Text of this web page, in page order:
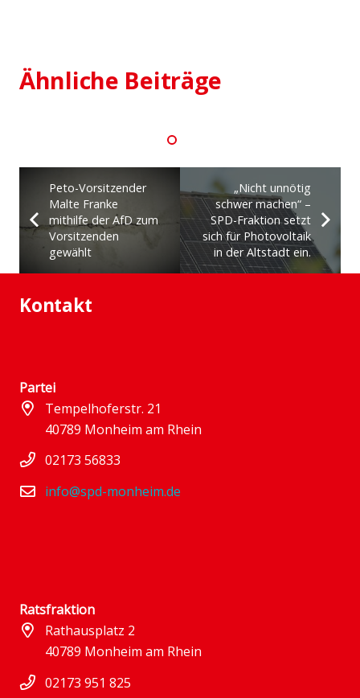
Ähnliche Beiträge
aufarbeiten“
Peto-Vorsitzender
Malte Franke
mithilfe der AfD zum
Vorsitzenden
gewählt
„Nicht unnötig
schwer machen“ –
SPD-Fraktion setzt
sich für Photovoltaik
in der Altstadt ein.
Kontakt
Partei
Tempelhoferstr. 21
40789 Monheim am Rhein
02173 56833
info@spd-monheim.de
Ratsfraktion
Rathausplatz 2
40789 Monheim am Rhein
02173 951 825